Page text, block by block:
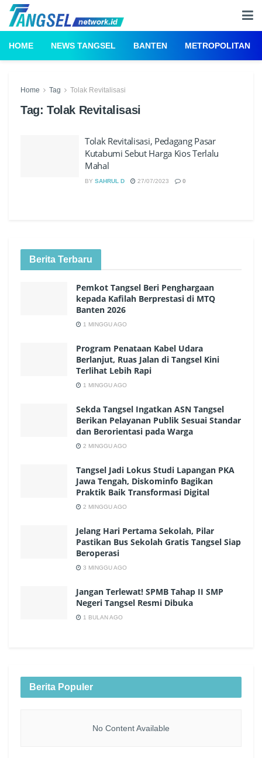
HOME NEWS TANGSEL BANTEN METROPOLITAN
Home Tag Tolak Revitalisasi
Tag: Tolak Revitalisasi
Tolak Revitalisasi, Pedagang Pasar
Kutabumi Sebut Harga Kios Terlalu
Mahal
BY SAHRUL D 27/07/2023 0
Berita Terbaru
Pemkot Tangsel Beri Penghargaan
kepada Kafilah Berprestasi di MTQ
Banten 2026
1 MINGGU AGO
Program Penataan Kabel Udara
Berlanjut, Ruas Jalan di Tangsel Kini
Terlihat Lebih Rapi
1 MINGGU AGO
Sekda Tangsel Ingatkan ASN Tangsel
Berikan Pelayanan Publik Sesuai Standar
dan Berorientasi pada Warga
2 MINGGU AGO
Tangsel Jadi Lokus Studi Lapangan PKA
Jawa Tengah, Diskominfo Bagikan
Praktik Baik Transformasi Digital
2 MINGGU AGO
Jelang Hari Pertama Sekolah, Pilar
Pastikan Bus Sekolah Gratis Tangsel Siap
Beroperasi
3 MINGGU AGO
Jangan Terlewat! SPMB Tahap II SMP
Negeri Tangsel Resmi Dibuka
1 BULAN AGO
Berita Populer
No Content Available